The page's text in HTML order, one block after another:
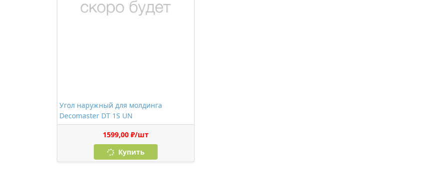
Угол наружный для молдинга
Decomaster DT 1S UN
1599,00 ₽/шт
Купить